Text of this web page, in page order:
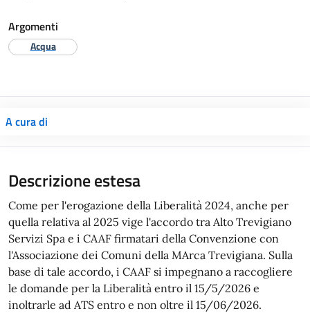
Argomenti
Acqua
A cura di
Descrizione estesa
Come per l'erogazione della Liberalità 2024, anche per
quella relativa al 2025 vige l'accordo tra Alto Trevigiano
Servizi Spa e i CAAF firmatari della Convenzione con
l'Associazione dei Comuni della MArca Trevigiana. Sulla
base di tale accordo, i CAAF si impegnano a raccogliere
le domande per la Liberalità entro il 15/5/2026 e
inoltrarle ad ATS entro e non oltre il 15/06/2026.